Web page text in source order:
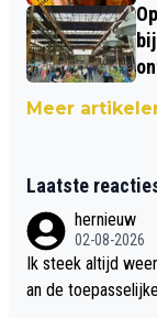
Meer
Laatste
hernieuw
02-08-2026
Ik steek altijd
an de